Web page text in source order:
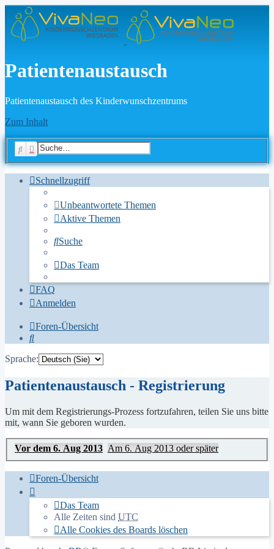
Patientenaustausch
Patientenaustausch des Kinderwunschzentrums
Zum Inhalt
SucheErweiterte Suche
Schnellzugriff
Unbeantwortete Themen
Aktive Themen
Suche
Das Team
FAQ
Anmelden
Foren-Übersicht
Suche
Sprache:
Patientenaustausch - Registrierung
Um mit dem Registrierungs-Prozess fortzufahren, teilen Sie uns bitte
mit, wann Sie geboren wurden.
Vor dem 6. Aug 2013 Am 6. Aug 2013 oder später
Foren-Übersicht
Das Team
Alle Zeiten sind UTC
Alle Cookies des Boards löschen